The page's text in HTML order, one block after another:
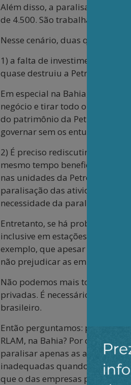
Além disso, a paralisação
de 4.500. São trabalhadores de
Nesse cenário, duas questões
1) a falta de investimento que
quase destruiu a Petrobras,
Em especial na Bahia, por isso
negócio e tirar todo o entulho
do patrimônio da Petrobrás.
governar sem os entulhos
2) É preciso rediscutir o papel
mesmo tempo beneficiar as
nas unidades da Petrobrás,
paralisação das atividades dos
necessidade da paralisação
Entretanto, se há problemas
inclusive em estações que são
exemplo, que apesar de ter os
não prejudicar as empresas
Não podemos mais tolerar o
privadas. É necessário que o
brasileiro.
Então perguntamos: por que a
RLAM, na Bahia? Por que a
paralisar apenas as atividades
inadequadas quando
que o das empresas